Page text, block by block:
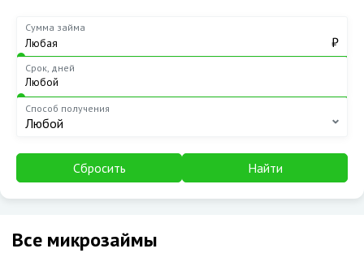
Сумма займа
₽
Срок, дней
Способ получения
Любой
Сбросить Найти
Все микрозаймы